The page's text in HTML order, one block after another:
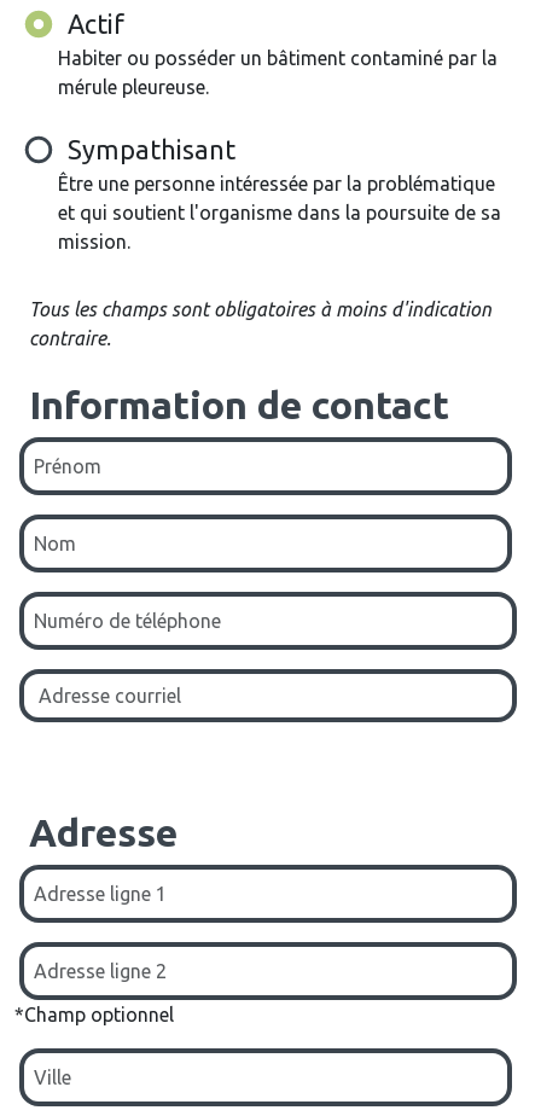
Actif
Habiter ou posséder un bâtiment contaminé par la
mérule pleureuse.
Sympathisant
Être une personne intéressée par la problématique
et qui soutient l'organisme dans la poursuite de sa
mission.
Tous les champs sont obligatoires à moins d'indication
contraire.
Information de contact
Adresse
*Champ optionnel